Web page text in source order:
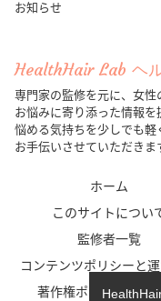
お知らせ
HealthHair Lab ヘ
専門家の監修を元に、女性
お悩みに寄り添った情報を
悩める気持ちを少しでも軽
お手伝いさせていただきま
ホーム
このサイトについ
監修者一覧
コンテンツポリシーと
著作権ポリシー/免責